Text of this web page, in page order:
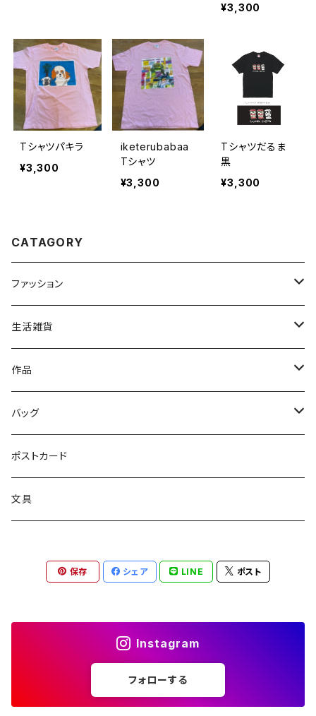
¥3,300
Tシャツパキラ
¥3,300
iketerubabaa
Tシャツ
¥3,300
Tシャツだるま
黒
¥3,300
CATAGORY
ファッション
トップス
ファッション雑貨
生活雑貨
文具
作品
読み物
絵画
バッグ
トートバッグ
サコッシュ
ポストカード
文具
保存 シェア LINE ポスト
Instagram
フォローする